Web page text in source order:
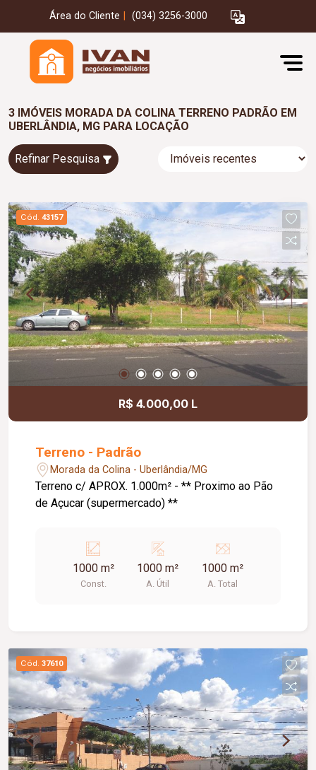
Área do Cliente (034) 3256-3000
3 IMÓVEIS MORADA DA COLINA TERRENO PADRÃO EM
UBERLÂNDIA, MG PARA LOCAÇÃO
Refinar Pesquisa
Cód. 43157
R$ 4.000,00 L
Terreno - Padrão
Morada da Colina - Uberlândia/MG
Terreno c/ APROX. 1.000m² - ** Proximo ao Pão
de Açucar (supermercado) **
1000 m²
Const.
1000 m²
A. Útil
1000 m²
A. Total
Cód. 37610